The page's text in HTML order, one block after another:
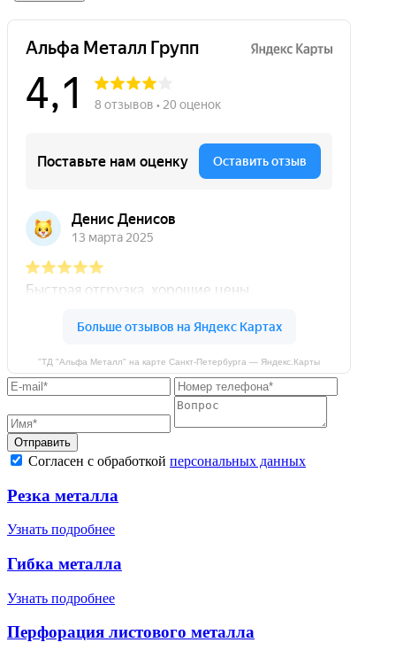
"ТД "Альфа Металл" на карте Санкт‑Петербурга — Яндекс.Карты
Отправить
Согласен с обработкой персональных данных
Резка металла
Узнать подробнее
Гибка металла
Узнать подробнее
Перфорация листового металла